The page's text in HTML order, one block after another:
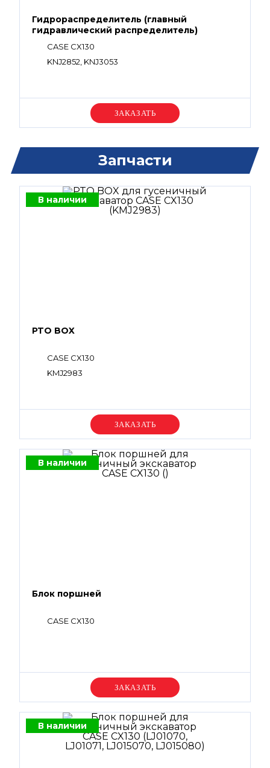
Гидрораспределитель (главный
гидравлический распределитель)
CASE CX130
KNJ2852, KNJ3053
Уточняйте цену
Запчасти
В наличии
PTO BOX
CASE CX130
KMJ2983
Уточняйте цену
В наличии
Блок поршней
CASE CX130
Уточняйте цену
В наличии